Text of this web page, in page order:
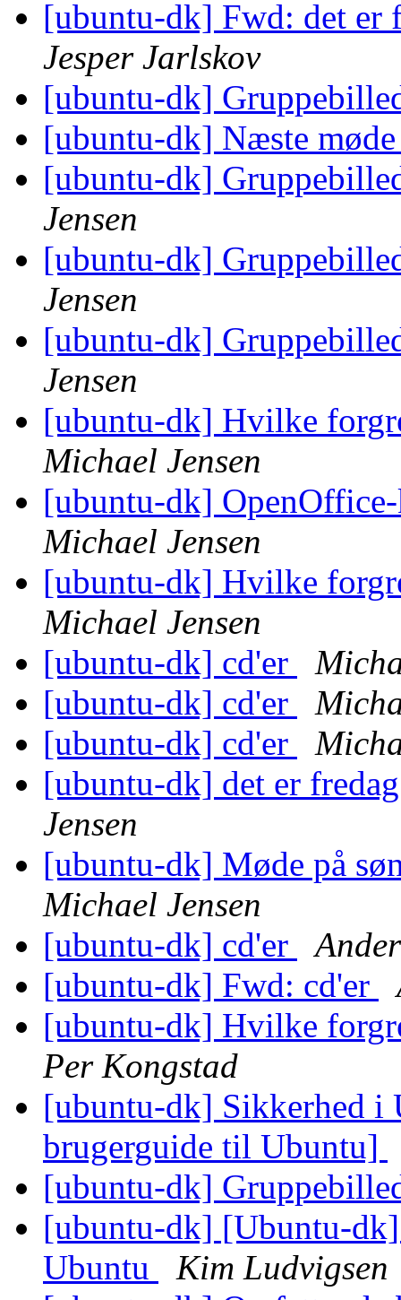
[ubuntu-dk] Fwd: det er
Jesper Jarlskov
[ubuntu-dk]
[ubuntu-dk] Næste
[ubuntu-dk]
Jensen
[ubuntu-dk]
Jensen
[ubuntu-dk]
Jensen
[ubuntu-dk] Hvilke
Michael Jensen
[ubuntu-dk]
Michael Jensen
[ubuntu-dk] Hvilke
Michael Jensen
[ubuntu-dk] cd'er
[ubuntu-dk] cd'er
[ubuntu-dk] cd'er
[ubuntu-dk] det er
Jensen
[ubuntu-dk] Møde på
Michael Jensen
[ubuntu-dk] cd'er
[ubuntu-dk] Fwd: cd'er
[ubuntu-dk] Hvilke
Per Kongstad
[ubuntu-dk] Sikkerhed i
brugerguide til Ubuntu]
[ubuntu-dk]
[ubuntu-dk] [Ubuntu-
Ubuntu
Kim Ludvigsen